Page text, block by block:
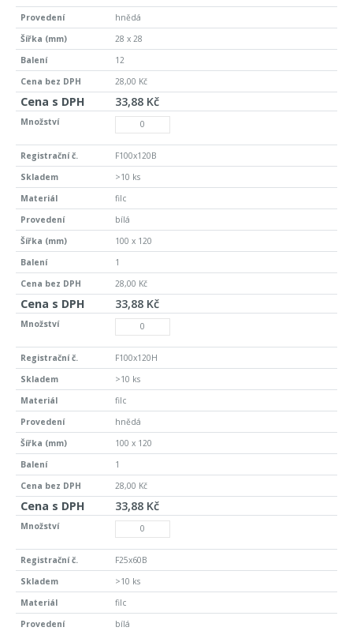
hnědá
28 x 28
12
28,00 Kč
33,88 Kč
F100x120B
>10 ks
filc
bílá
100 x 120
1
28,00 Kč
33,88 Kč
F100x120H
>10 ks
filc
hnědá
100 x 120
1
28,00 Kč
33,88 Kč
F25x60B
>10 ks
filc
bílá